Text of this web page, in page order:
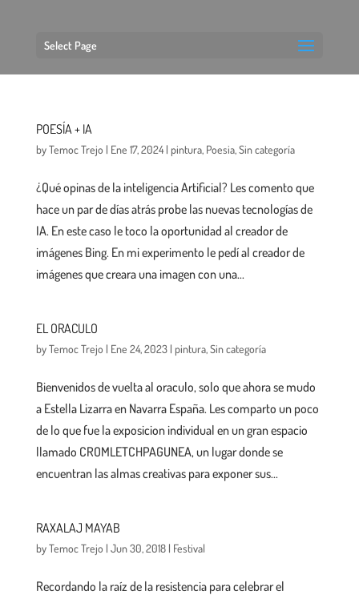
Select Page
POESÍA + IA
byTemoc Trejo | Ene 17, 2024| pintura, Poesia,Sin categoría
¿Qué opinas de la inteligencia Artificial? Les comento que
hace un par de días atrás probe las nuevas tecnologías de
IA. En este caso le toco la oportunidad al creador de
imágenes Bing. En mi experimento le pedí al creador de
imágenes que creara una imagen con una...
EL ORACULO
byTemoc Trejo | Ene 24, 2023| pintura,Sin categoría
Bienvenidos de vuelta al oraculo, solo que ahora se mudo
a Estella Lizarra en Navarra España. Les comparto un poco
de lo que fue la exposicion individual en un gran espacio
llamado CROMLETCHPAGUNEA, un lugar donde se
encuentran las almas creativas para exponer sus...
RAXALAJ MAYAB
byTemoc Trejo | Jun 30, 2018| Festival
Recordando la raíz de la resistencia para celebrar el